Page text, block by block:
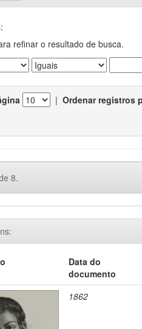
refinar o resultado de busca.
| Ordenar registros
8.
Data do
documento
1862